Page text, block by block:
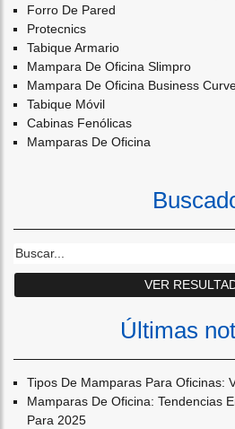
Forro De Pared
Protecnics
Tabique Armario
Mampara De Oficina Slimpro
Mampara De Oficina Business
Tabique Móvil
Cabinas Fenólicas
Mamparas De Oficina
Últimas
Tipos De Mamparas Para Oficinas:
Mamparas De Oficina: Tendencias
Para 2025